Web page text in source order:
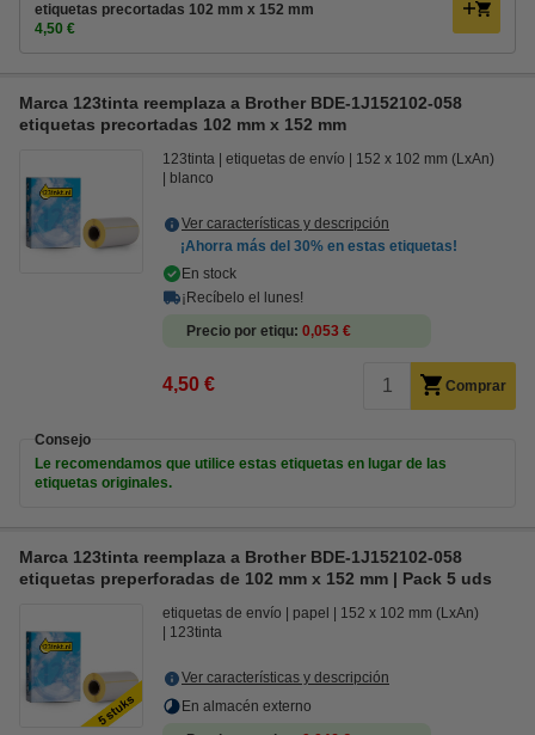
etiquetas precortadas 102 mm x 152 mm
4,50 €
Marca 123tinta reemplaza a Brother BDE-1J152102-058
etiquetas precortadas 102 mm x 152 mm
123tinta etiquetas de envío
152 x 102 mm (LxAn)
blanco
Ver características y descripción
¡Ahorra más del 30% en estas etiquetas!
En stock
¡Recíbelo el lunes!
Precio por etiqu 0,053 €
4,50 € Comprar
Consejo
Le recomendamos que utilice estas etiquetas en lugar de las
etiquetas originales.
Marca 123tinta reemplaza a Brother BDE-1J152102-058
etiquetas preperforadas de 102 mm x 152 mm | Pack 5 uds
etiquetas de envío papel
152 x 102 mm (LxAn)
123tinta
Ver características y descripción
En almacén externo